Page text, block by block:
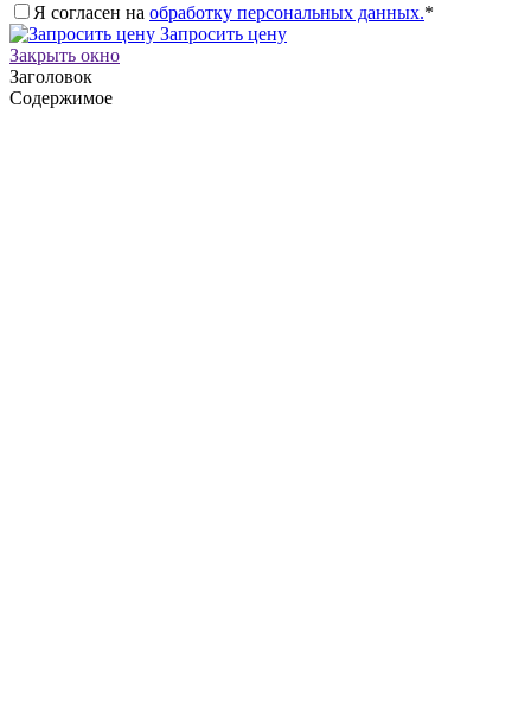
Я согласен на обработку персональных данных.*
Запросить цену
Закрыть окно
Заголовок
Содержимое